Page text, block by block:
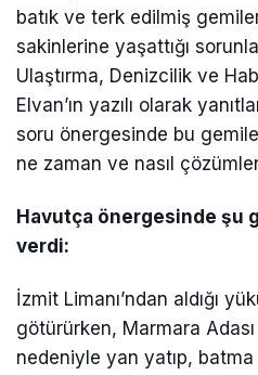
batık ve terk edilmiş
sakinlerine yaşattığı
Ulaştırma, Denizcilik ve
Elvan’ın yazılı olarak
soru önergesinde bu
ne zaman ve nasıl
Havutça önergesinde şu
verdi:
İzmit Limanı’ndan aldığı
götürürken, Marmara Adası
nedeniyle yan yatıp,